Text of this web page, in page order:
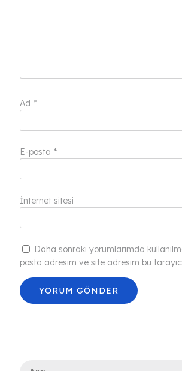
Ad *
E-posta *
İnternet sitesi
Daha sonraki yorumlarımda
posta adresim ve site adresim bu